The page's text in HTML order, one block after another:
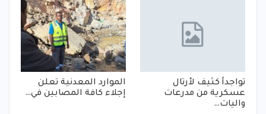
تواجدأ كثيف لأرتال
عسكرية من مدرعات
واليات…
الموارد المعدنية تعلن
إجلاء كافة المصابين في…